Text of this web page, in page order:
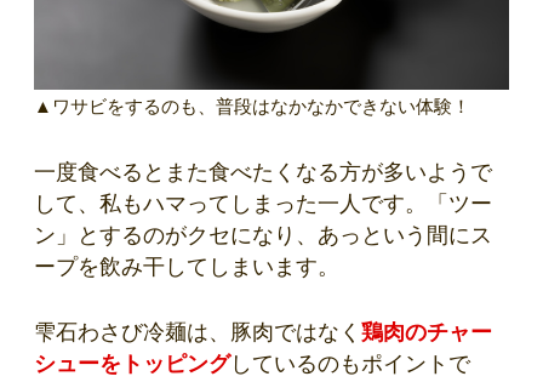
▲ワサビをするのも、普段はなかなかできない体験！
一度食べるとまた食べたくなる方が多いようで
して、私もハマってしまった一人です。「ツー
ン」とするのがクセになり、あっという間にス
ープを飲み干してしまいます。
雫石わさび冷麺は、豚肉ではなく 鶏肉のチャー
シューをトッピングしているのもポイントで